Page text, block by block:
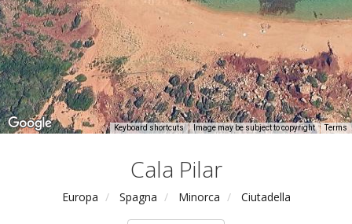
Keyboard shortcuts Image may be subject to copyright Terms
Cala Pilar
Europa Spagna Minorca Ciutadella